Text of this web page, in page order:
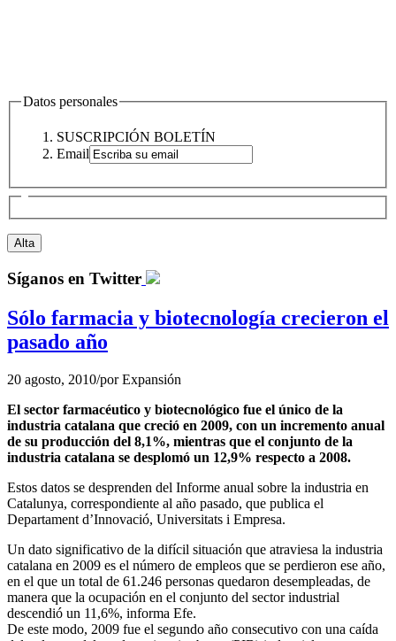
Datos personales
SUSCRIPCIÓN BOLETÍN
Email
Síganos en Twitter
Sólo farmacia y biotecnología crecieron el
pasado año
20 agosto, 2010/porExpansión
El sector farmacéutico y biotecnológico fue el único de la
industria catalana que creció en 2009, con un incremento anual
de su producción del 8,1%, mientras que el conjunto de la
industria catalana se desplomó un 12,9% respecto a 2008.
Estos datos se desprenden del Informe anual sobre la industria en
Catalunya, correspondiente al año pasado, que publica el
Departament d’Innovació, Universitats i Empresa.
Un dato significativo de la difícil situación que atraviesa la industria
catalana en 2009 es el número de empleos que se perdieron ese año,
en el que un total de 61.246 personas quedaron desempleadas, de
manera que la ocupación en el conjunto del sector industrial
descendió un 11,6%, informa Efe.
De este modo, 2009 fue el segundo año consecutivo con una caída